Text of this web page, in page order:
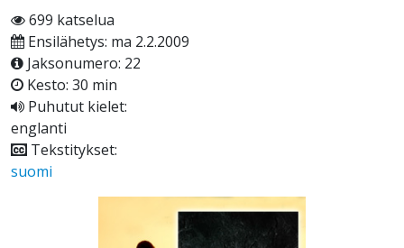
699 katselua
Ensilähetys: ma 2.2.2009
Jaksonumero: 22
Kesto: 30 min
Puhutut kielet:
englanti
Tekstitykset:
suomi